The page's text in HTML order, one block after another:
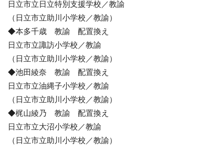
日立市立日立特別支援学校／教諭
（日立市立助川小学校／教諭）
◆本多千歳 教諭 配置換え
日立市立諏訪小学校／教諭
（日立市立助川小学校／教諭）
◆池田綾奈 教諭 配置換え
日立市立油縄子小学校／教諭
（日立市立助川小学校／教諭）
◆梶山綾乃 教諭 配置換え
日立市立大沼小学校／教諭
（日立市立助川小学校／教諭）